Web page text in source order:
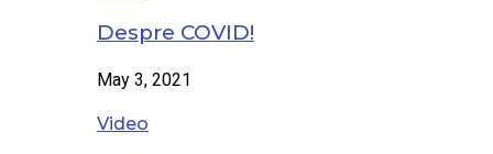
Despre COVID!
May 3, 2021
Video